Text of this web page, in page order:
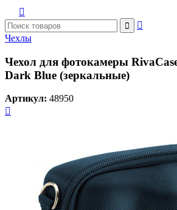



Чехлы
Чехол для фотокамеры
Dark Blue (зеркальные)
Артикул: 48950
